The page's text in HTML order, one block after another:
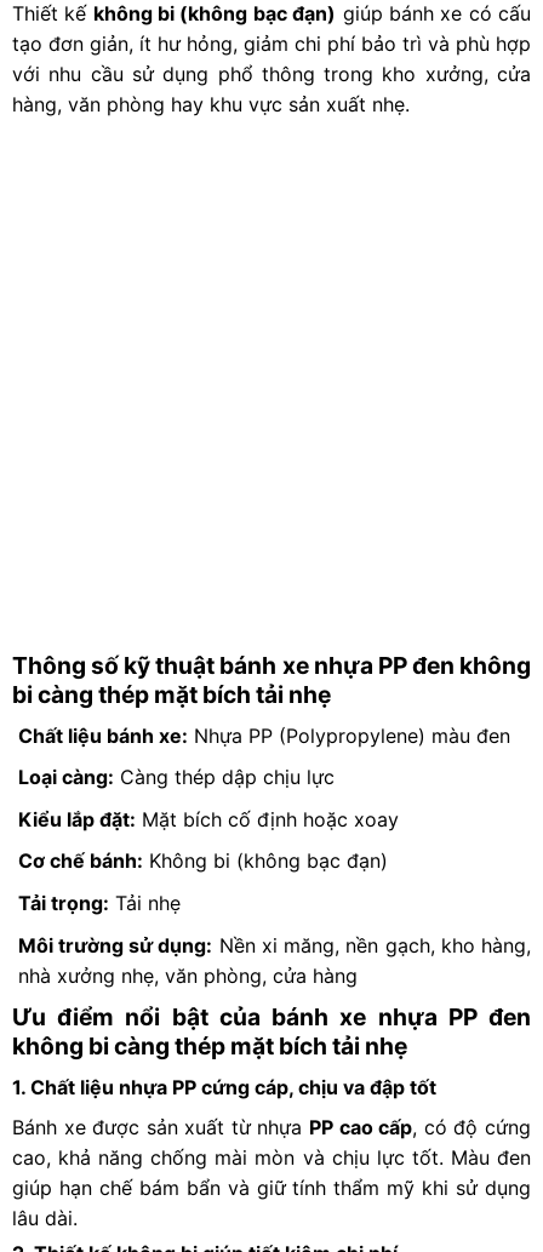
Thiết kế không bi (không bạc đạn) giúp bánh xe có cấu
tạo đơn giản, ít hư hỏng, giảm chi phí bảo trì và phù hợp
với nhu cầu sử dụng phổ thông trong kho xưởng, cửa
hàng, văn phòng hay khu vực sản xuất nhẹ.
Thông số kỹ thuật bánh xe nhựa PP đen không
bi càng thép mặt bích tải nhẹ
Chất liệu bánh xe: Nhựa PP (Polypropylene) màu đen
Loại càng: Càng thép dập chịu lực
Kiểu lắp đặt: Mặt bích cố định hoặc xoay
Cơ chế bánh: Không bi (không bạc đạn)
Tải trọng: Tải nhẹ
Môi trường sử dụng: Nền xi măng, nền gạch, kho hàng,
nhà xưởng nhẹ, văn phòng, cửa hàng
Ưu điểm nổi bật của bánh xe nhựa PP đen
không bi càng thép mặt bích tải nhẹ
1. Chất liệu nhựa PP cứng cáp, chịu va đập tốt
Bánh xe được sản xuất từ nhựa PP cao cấp, có độ cứng
cao, khả năng chống mài mòn và chịu lực tốt. Màu đen
giúp hạn chế bám bẩn và giữ tính thẩm mỹ khi sử dụng
lâu dài.